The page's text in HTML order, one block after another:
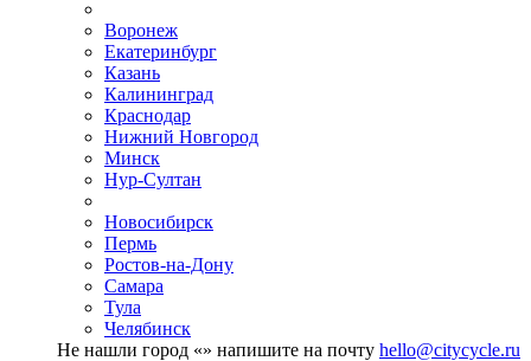
Воронеж
Екатеринбург
Казань
Калининград
Краснодар
Нижний Новгород
Минск
Нур-Султан
Новосибирск
Пермь
Ростов-на-Дону
Самара
Тула
Челябинск
Не нашли город «» напишите на почту hello@citycycle.ru